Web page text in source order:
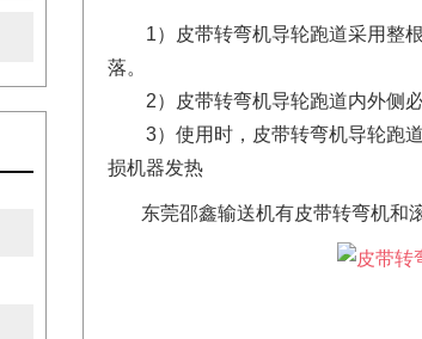
1）皮带转弯机导轮跑道采用整根
落。
2）皮带转弯机导轮跑道内外侧必
3）使用时，皮带转弯机导轮跑道
损机器发热
东莞邵鑫输送机有皮带转弯机和